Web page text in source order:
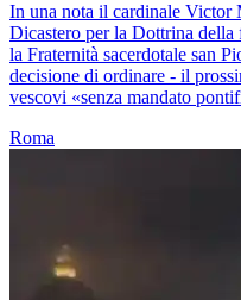
In una nota il cardinale Victor
Dicastero per la Dottrina della
la Fraternità sacerdotale san
decisione di ordinare - il
vescovi «senza mandato
Roma